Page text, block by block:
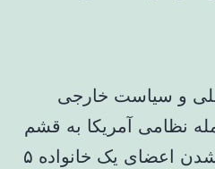
و سیاست خارجی
نظامی آمریکا به قشم
که به شهادت و زخمی شدن اعضای یک خانواده ۵